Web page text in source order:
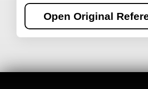
Open Original